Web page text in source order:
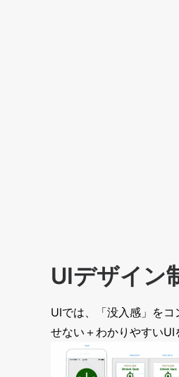
UIデザイン
UIでは、「没入感」を
せない＋わかりやすいUI